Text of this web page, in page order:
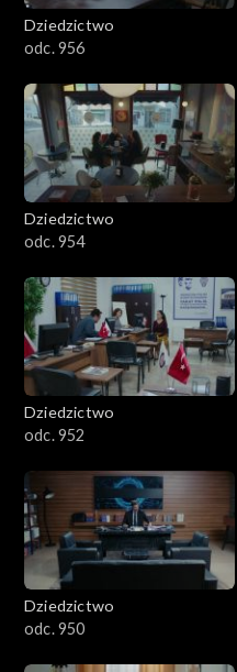
Dziedzictwo
odc. 956
Dziedzictwo
odc. 954
Dziedzictwo
odc. 952
Dziedzictwo
odc. 950